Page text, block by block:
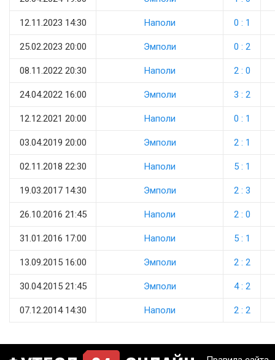
12.11.2023 14:30 Наполи 0 : 1
25.02.2023 20:00 Эмполи 0 : 2
08.11.2022 20:30 Наполи 2 : 0
24.04.2022 16:00 Эмполи 3 : 2
12.12.2021 20:00 Наполи 0 : 1
03.04.2019 20:00 Эмполи 2 : 1
02.11.2018 22:30 Наполи 5 : 1
19.03.2017 14:30 Эмполи 2 : 3
26.10.2016 21:45 Наполи 2 : 0
31.01.2016 17:00 Наполи 5 : 1
13.09.2015 16:00 Эмполи 2 : 2
30.04.2015 21:45 Эмполи 4 : 2
07.12.2014 14:30 Наполи 2 : 2